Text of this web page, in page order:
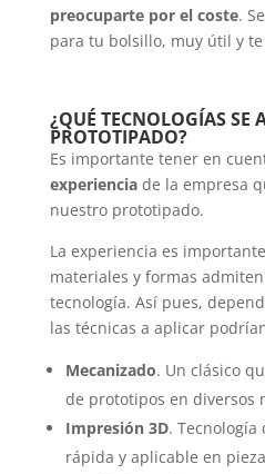
preocuparte por el coste.
para tu bolsillo, muy útil y
¿QUÉ TECNOLOGÍAS SE
PROTOTIPADO?
Es importante tener en
experienciade la empresa
nuestro prototipado.
La experiencia es
materiales y formas
tecnología. Así pues,
las técnicas a aplicar
Mecanizado. Un clásico
de prototipos en diversos
Impresión 3D. Tecnología
rápida y aplicable en